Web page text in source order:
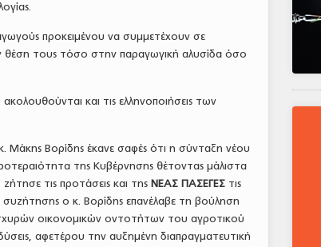
προκειμένου να συμμετέχουν σε
θέση τους τόσο στην παραγωγική αλυσίδα όσο
και τις ελληνοποιήσεις των
Βορίδης έκανε σαφές ότι η σύνταξη νέου
της Κυβέρνησης θέτοντας μάλιστα
τις προτάσεις και της ΝΕΑΣ ΠΑΣΕΓΕΣ τις
συζήτησης ο κ. Βορίδης επανέλαβε τη βούληση
οικονομικών οντοτήτων του αγροτικού
αφετέρου την αυξημένη διαπραγματευτική